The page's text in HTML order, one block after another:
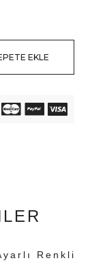
EKLE
Renkli